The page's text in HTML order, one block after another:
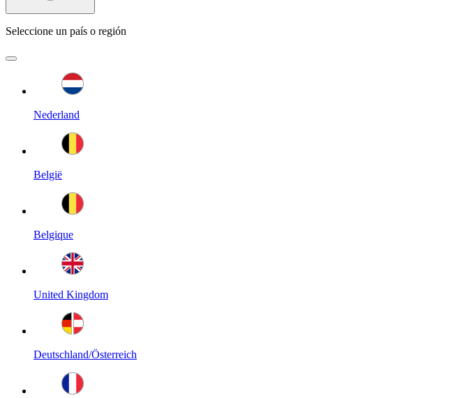
Seleccione un país o región
Nederland
België
Belgique
United Kingdom
Deutschland/Österreich